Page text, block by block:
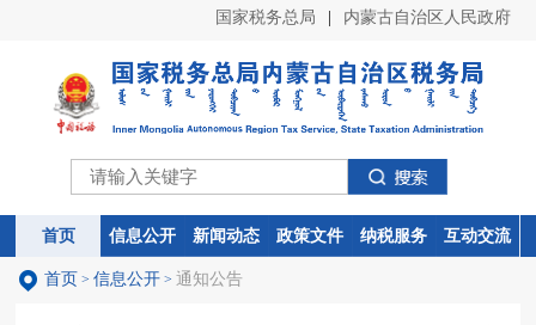
国家税务总局 内蒙古自治区人民政府
首页 信息公开 新闻动态 政策文件 纳税服务 互动交流
首页 信息公开 新闻动态 政策文件 纳税服务 互动交流
首页 > 信息公开> 通知公告